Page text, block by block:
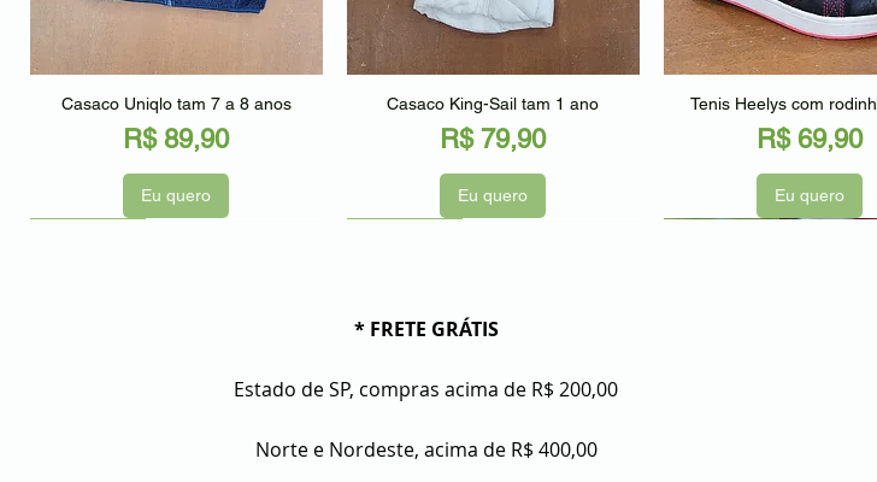
Visualização rápida
Casaco Uniqlo tam 7 a 8 anos
Preço
R$ 89,90
Eu quero
Visualização rápida
Casaco King-Sail tam 1 ano
Preço
R$ 79,90
Eu quero
Visualização
Tenis Heelys com
Preço
R$ 69,90
Eu quero
* FRETE GRÁTIS
Estado de SP, compras acima de R$ 200,00
Norte e Nordeste, acima de R$ 400,00